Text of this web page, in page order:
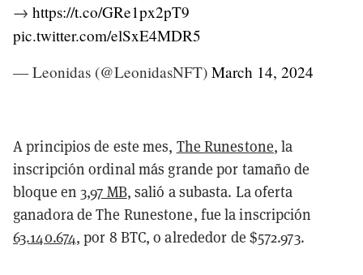
→ https://t.co/GRe1px2pT9
pic.twitter.com/elSxE4MDR5
— Leonidas (@LeonidasNFT) March 14, 2024
A principios de este mes, The Runestone, la
inscripción ordinal más grande por tamaño de
bloque en 3,97 MB, salió a subasta. La oferta
ganadora de The Runestone, fue la inscripción
63.140.674, por 8 BTC, o alrededor de $572.973.